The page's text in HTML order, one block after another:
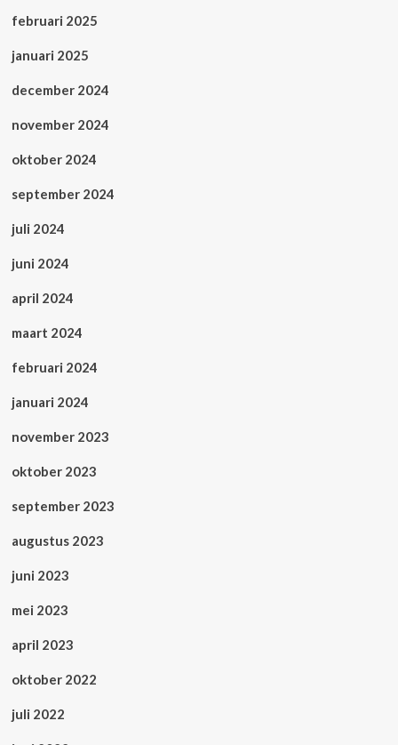
februari 2025
januari 2025
december 2024
november 2024
oktober 2024
september 2024
juli 2024
juni 2024
april 2024
maart 2024
februari 2024
januari 2024
november 2023
oktober 2023
september 2023
augustus 2023
juni 2023
mei 2023
april 2023
oktober 2022
juli 2022